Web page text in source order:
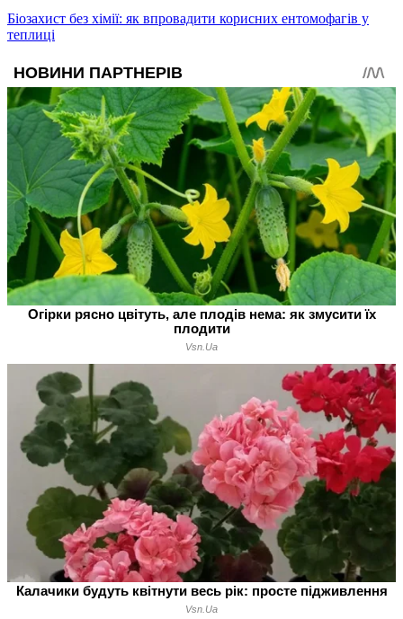
Біозахист без хімії: як впровадити корисних ентомофагів у
теплиці